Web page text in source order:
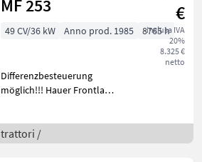
MF 253
€
inclusa IVA
20%
8.325 €
netto
49 CV/36 kW Anno prod. 1985 8765 h
Differenzbesteuerung
möglich!!! Hauer Frontlader
Hydraulische Lenkung Wir
bitten telefonisch oder per
trattori /